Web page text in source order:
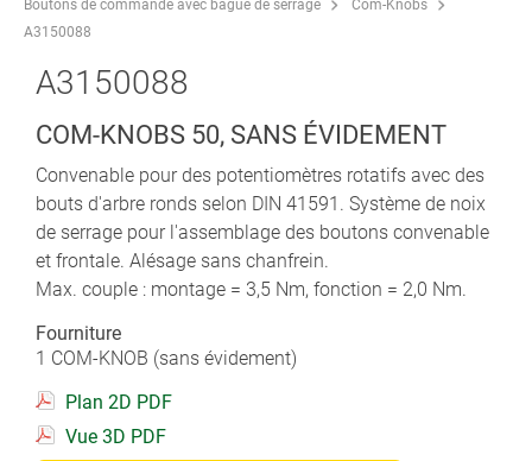
Boutons de commande avec bague de serrage
Com-Knobs
A3150088
A3150088
COM-KNOBS 50, SANS ÉVIDEMENT
Convenable pour des potentiomètres rotatifs avec des
bouts d'arbre ronds selon DIN 41591. Système de noix
de serrage pour l'assemblage des boutons convenable
et frontale. Alésage sans chanfrein.
Max. couple : montage = 3,5 Nm, fonction = 2,0 Nm.
Fourniture
1 COM-KNOB (sans évidement)
Plan 2D PDF
Vue 3D PDF